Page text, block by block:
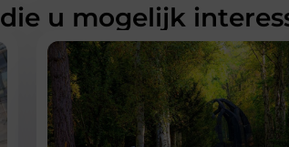
die u mogelijk